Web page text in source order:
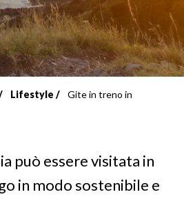
Lifestyle
Gite in treno in
può essere visitata in
in modo sostenibile e